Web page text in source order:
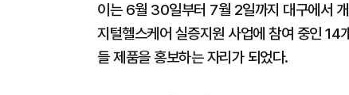
이는 6월 30일부터 7월 2일까지 대구에서
지털헬스케어 실증지원 사업에 참여 중인 14
들 제품을 홍보하는 자리가 되었다.